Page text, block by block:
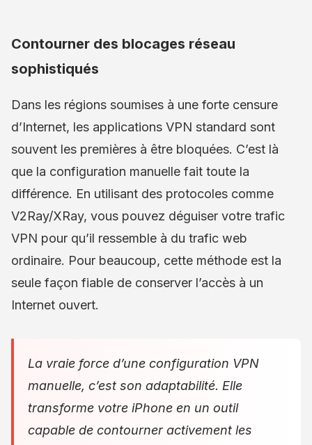
Contourner des blocages réseau
sophistiqués
Dans les régions soumises à une forte censure
d’Internet, les applications VPN standard sont
souvent les premières à être bloquées. C’est là
que la configuration manuelle fait toute la
différence. En utilisant des protocoles comme
V2Ray/XRay, vous pouvez déguiser votre trafic
VPN pour qu’il ressemble à du trafic web
ordinaire. Pour beaucoup, cette méthode est la
seule façon fiable de conserver l’accès à un
Internet ouvert.
La vraie force d’une configuration VPN
manuelle, c’est son adaptabilité. Elle
transforme votre iPhone en un outil
capable de contourner activement les